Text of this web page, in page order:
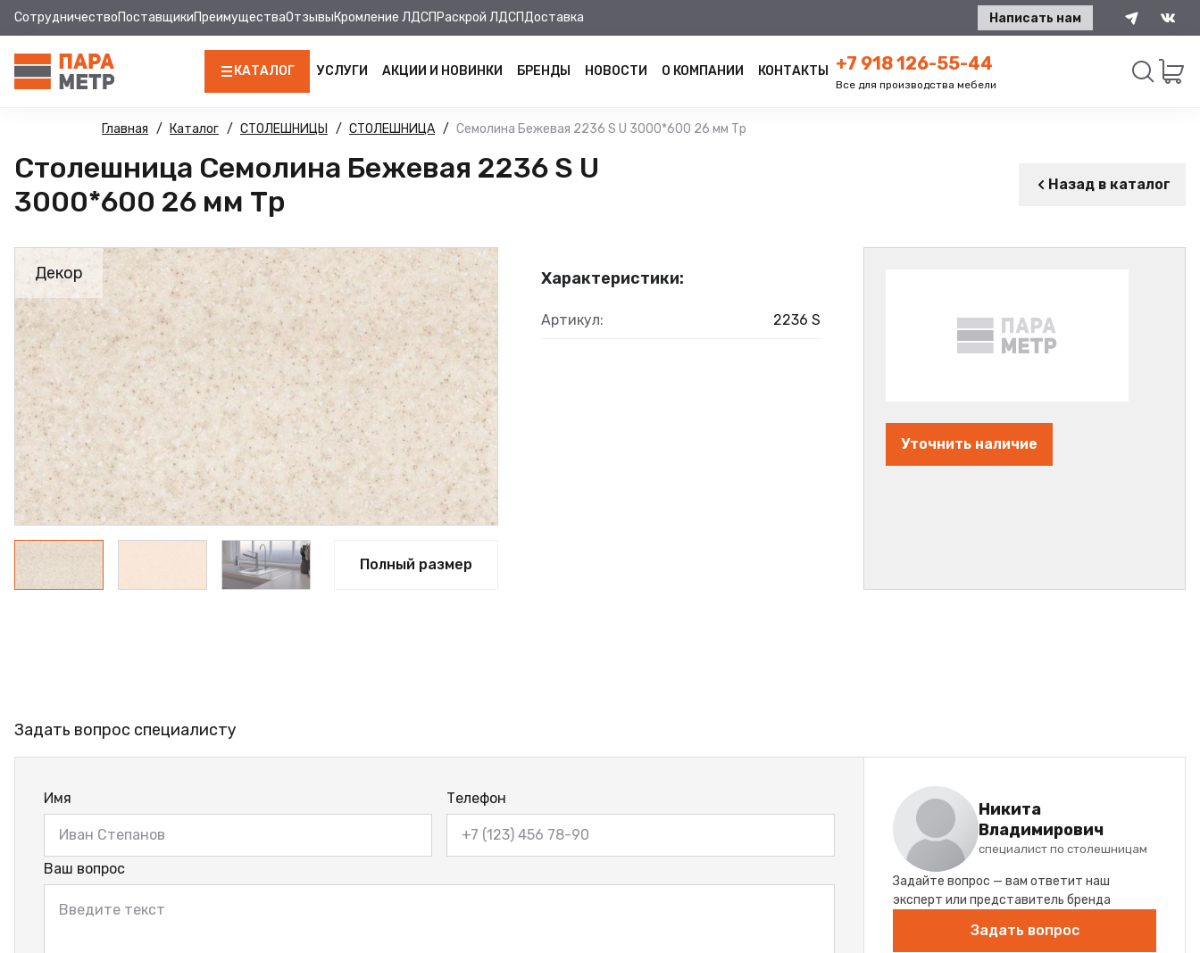
СотрудничествоПоставщикиПреимуществаОтзывыКромление ЛДСП Раскрой ЛДСПДоставка Написать нам
КАТАЛОГ
ЛДСП
КРОМКА
МДФ
МДФ ПАНЕЛИ
СТОЛЕШНИЦЫ
ХДФ
ФУРНИТУРА
ПРОФИЛЬ АЛЮМИНИЕВЫЙ
КЛЕЙ
ШДСП
РАСПРОДАЖА
НОВИНКИ
УСЛУГИ АКЦИИ И НОВИНКИ БРЕНДЫ НОВОСТИ О КОМПАНИИ КОНТАКТЫ +7 918 126-55-44
Все для производства мебели
Главная Каталог СТОЛЕШНИЦЫ СТОЛЕШНИЦА Семолина Бежевая 2236 S U 3000*600 26 мм Тр
Столешница Семолина Бежевая 2236 S U
3000*600 26 мм Тр
Назад в каталог
Декор
Полный размер
Характеристики:
Артикул: 2236 S
Уточнить наличие
Задать вопрос специалисту
Имя Телефон
Ваш вопрос
Никита
Владимирович
специалист по столешницам
Задайте вопрос — вам ответит наш
эксперт или представитель бренда
Задать вопрос